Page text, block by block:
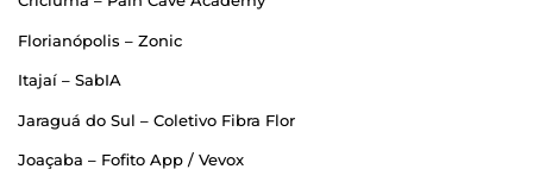
Florianópolis – Zonic
Itajaí – SabIA
Jaraguá do Sul – Coletivo Fibra Flor
Joaçaba – Fofito App / Vevox